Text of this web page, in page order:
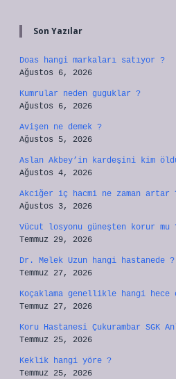
Son Yazılar
Doas hangi markaları satıyor ?
Ağustos 6, 2026
Kumrular neden guguklar ?
Ağustos 6, 2026
Avişen ne demek ?
Ağustos 5, 2026
Aslan Akbey’in kardeşini kim
Ağustos 4, 2026
Akciğer iç hacmi ne zaman artar
Ağustos 3, 2026
Vücut losyonu güneşten korur mu
Temmuz 29, 2026
Dr. Melek Uzun hangi hastanede ?
Temmuz 27, 2026
Koçaklama genellikle hangi
Temmuz 27, 2026
Koru Hastanesi Çukurambar SGK
Temmuz 25, 2026
Keklik hangi yöre ?
Temmuz 25, 2026